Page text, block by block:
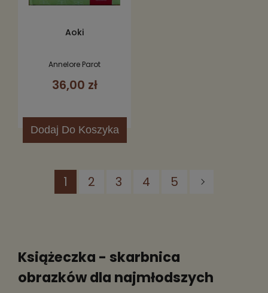
Aoki
Annelore Parot
36,00 zł
Dodaj Do Koszyka
1 2 3 4 5
Książeczka - skarbnica
obrazków dla najmłodszych